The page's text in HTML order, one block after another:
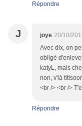
Répondre
J joye 20/10/
Avec dix, on
obligé
katyL, mais
non, v'là
<br /> <br />
Répondre